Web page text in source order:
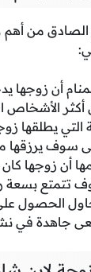
الصادق من
أن
أكثر الأشخاص
التي يطلقها
سوف يرزقها
أن زوجها
تتمتع
الحصول
جاهدة في